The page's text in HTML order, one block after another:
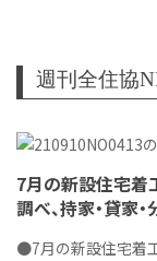
週刊全住協
7月の新設住宅着
調べ、持家・貸家
●7月の新設住宅着